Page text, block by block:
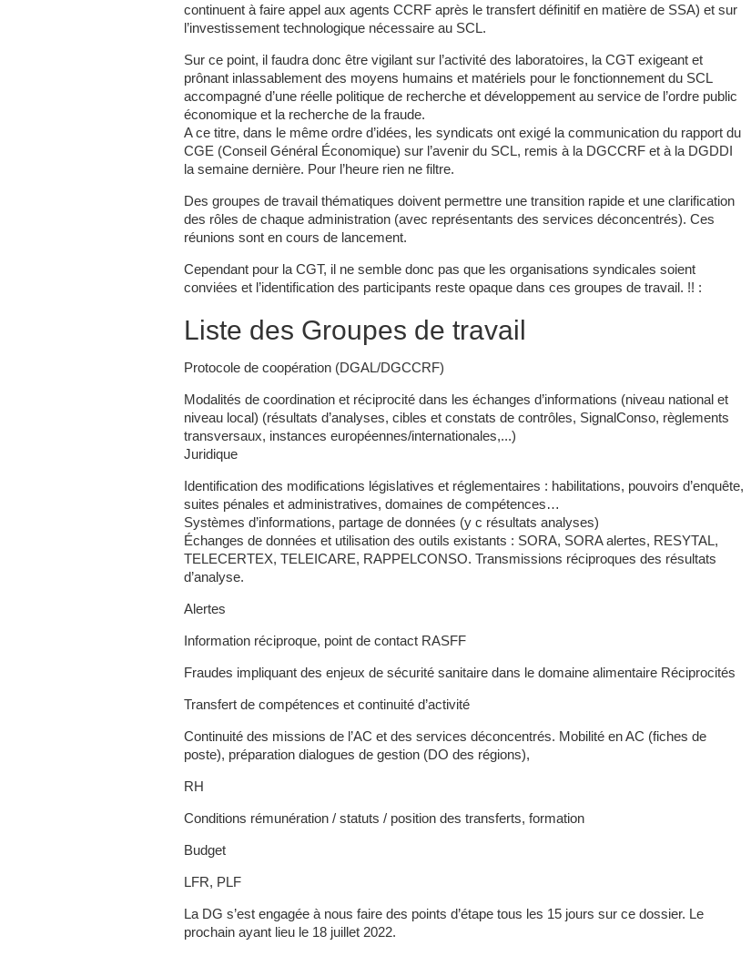
continuent à faire appel aux agents CCRF après le transfert définitif en matière de SSA) et sur
l’investissement technologique nécessaire au SCL.
Sur ce point, il faudra donc être vigilant sur l’activité des laboratoires, la CGT exigeant et
prônant inlassablement des moyens humains et matériels pour le fonctionnement du SCL
accompagné d’une réelle politique de recherche et développement au service de l’ordre public
économique et la recherche de la fraude.
A ce titre, dans le même ordre d’idées, les syndicats ont exigé la communication du rapport du
CGE (Conseil Général Économique) sur l’avenir du SCL, remis à la DGCCRF et à la DGDDI
la semaine dernière. Pour l’heure rien ne filtre.
Des groupes de travail thématiques doivent permettre une transition rapide et une clarification
des rôles de chaque administration (avec représentants des services déconcentrés). Ces
réunions sont en cours de lancement.
Cependant pour la CGT, il ne semble donc pas que les organisations syndicales soient
conviées et l’identification des participants reste opaque dans ces groupes de travail. !! :
Liste des Groupes de travail
Protocole de coopération (DGAL/DGCCRF)
Modalités de coordination et réciprocité dans les échanges d’informations (niveau national et
niveau local) (résultats d’analyses, cibles et constats de contrôles, SignalConso, règlements
transversaux, instances européennes/internationales,...)
Juridique
Identification des modifications législatives et réglementaires : habilitations, pouvoirs d’enquête,
suites pénales et administratives, domaines de compétences…
Systèmes d’informations, partage de données (y c résultats analyses)
Échanges de données et utilisation des outils existants : SORA, SORA alertes, RESYTAL,
TELECERTEX, TELEICARE, RAPPELCONSO. Transmissions réciproques des résultats
d’analyse.
Alertes
Information réciproque, point de contact RASFF
Fraudes impliquant des enjeux de sécurité sanitaire dans le domaine alimentaire Réciprocités
Transfert de compétences et continuité d’activité
Continuité des missions de l’AC et des services déconcentrés. Mobilité en AC (fiches de
poste), préparation dialogues de gestion (DO des régions),
RH
Conditions rémunération / statuts / position des transferts, formation
Budget
LFR, PLF
La DG s’est engagée à nous faire des points d’étape tous les 15 jours sur ce dossier. Le
prochain ayant lieu le 18 juillet 2022.